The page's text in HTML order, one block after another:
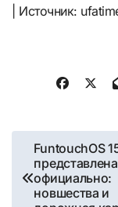
| Источник:
Навигация
по
записям
FuntouchOS
представлена
официально:
новшества и